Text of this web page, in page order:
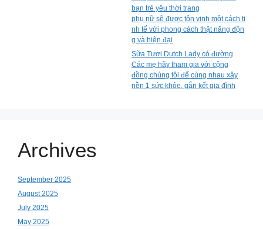
bạn trẻ yêu thời trang
phụ nữ sẽ được tôn vinh một cách ti
nh tế với phong cách thật năng độn
g và hiện đại
Sữa Tươi Dutch Lady có đường
Các mẹ hãy tham gia với cộng
đồng chúng tôi để cùng nhau xây
nền 1 sức khỏe, gắn kết gia đình
Archives
September 2025
August 2025
July 2025
May 2025